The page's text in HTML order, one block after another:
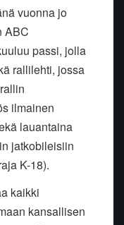
vuonna jo
ABC
passi, jolla
rallilehti, jossa
ilmainen
lauantaina
jatkobileisiin
K-18).
kaikki
kansallisen